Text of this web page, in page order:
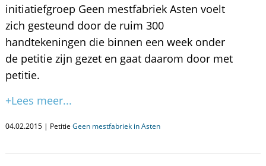
initiatiefgroep Geen mestfabriek Asten voelt
zich gesteund door de ruim 300
handtekeningen die binnen een week onder
de petitie zijn gezet en gaat daarom door met
petitie.
+Lees meer...
04.02.2015 | Petitie Geen mestfabriek in Asten